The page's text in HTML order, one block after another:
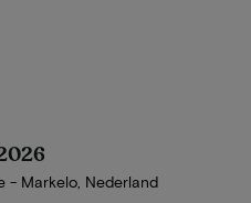
- Markelo, Nederland